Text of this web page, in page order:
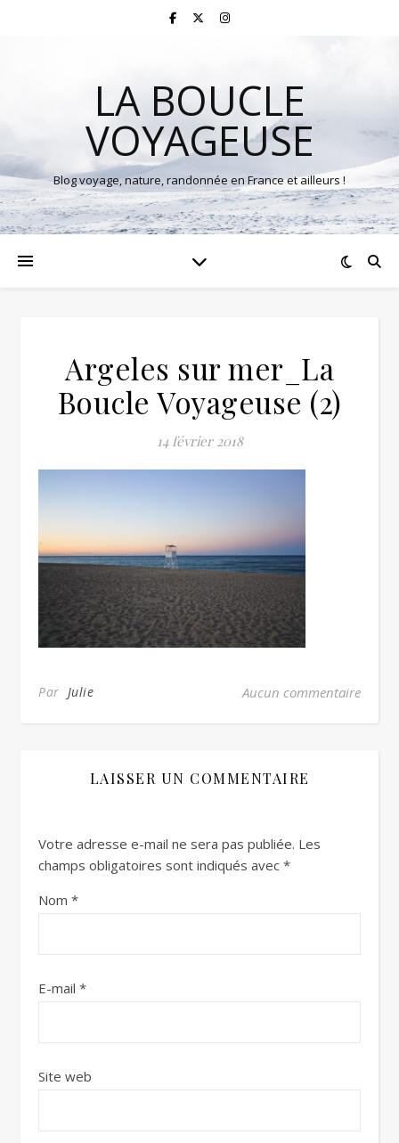
LA BOUCLE
VOYAGEUSE
Blog voyage, nature, randonnée en France et ailleurs !
Argeles sur mer_La
Boucle Voyageuse (2)
14 février 2018
Par Julie Aucun commentaire
LAISSER UN COMMENTAIRE
Votre adresse e-mail ne sera pas publiée. Les
champs obligatoires sont indiqués avec *
Nom *
E-mail *
Site web